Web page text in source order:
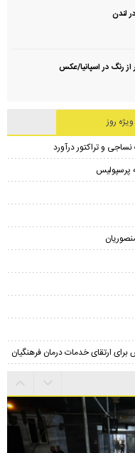
لندن
از رنگ در اسپانیا/عکس
ویژه روز
پرسپولیس
ارتقای خدمات درمان فرهنگیان